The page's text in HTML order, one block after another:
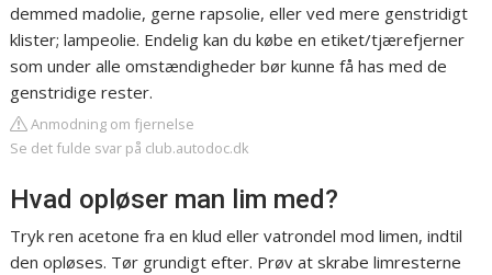
demmed madolie, gerne rapsolie, eller ved mere genstridigt
klister; lampeolie. Endelig kan du købe en etiket/tjærefjerner
som under alle omstændigheder bør kunne få has med de
genstridige rester.
Anmodning om fjernelse
Se det fulde svar på club.autodoc.dk
Hvad opløser man lim med?
Tryk ren acetone fra en klud eller vatrondel mod limen, indtil
den opløses. Tør grundigt efter. Prøv at skrabe limresterne